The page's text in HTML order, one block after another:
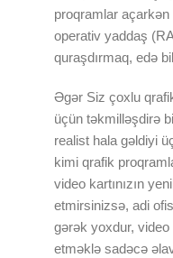
proqramlar
operativ yaddaş
quraşdırmaq, edə
Əgər Siz çoxlu
üçün təkmilləşdirə
realist hala gəldiyi
kimi qrafik
video kartınızın
etmirsinizsə, adi
gərək yoxdur,
etməklə sadəcə